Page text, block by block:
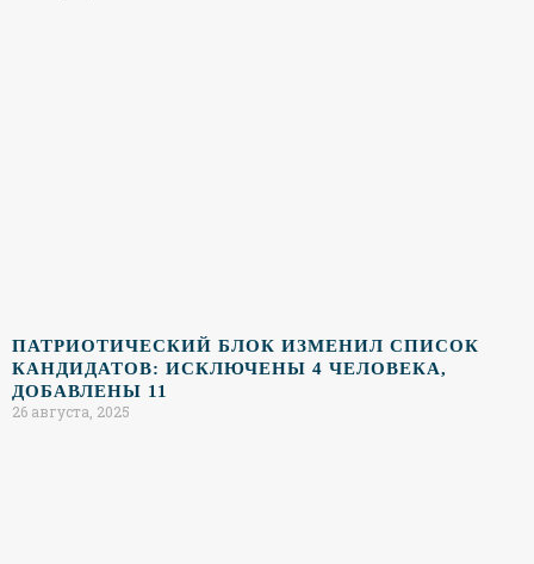
ПАТРИОТИЧЕСКИЙ БЛОК ИЗМЕНИЛ СПИСОК
КАНДИДАТОВ: ИСКЛЮЧЕНЫ 4 ЧЕЛОВЕКА,
ДОБАВЛЕНЫ 11
26 августа, 2025